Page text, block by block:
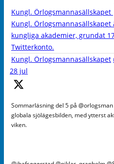
Kungl. Örlogsmannasällskapet
Kungl. Örlogsmannasällskapet
kungliga akademier, grundat
Twitterkonto.
Kungl. Örlogsmannasällskapet
28 jul
Sommarläsning del 5 på
globala sjölägesbilden, med ytterst
viken.